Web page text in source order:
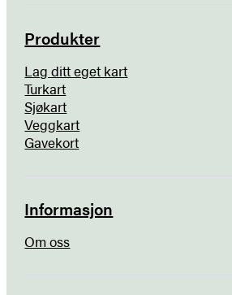
Produkter
Lag ditt eget kart
Turkart
Sjøkart
Veggkart
Gavekort
Informasjon
Om oss